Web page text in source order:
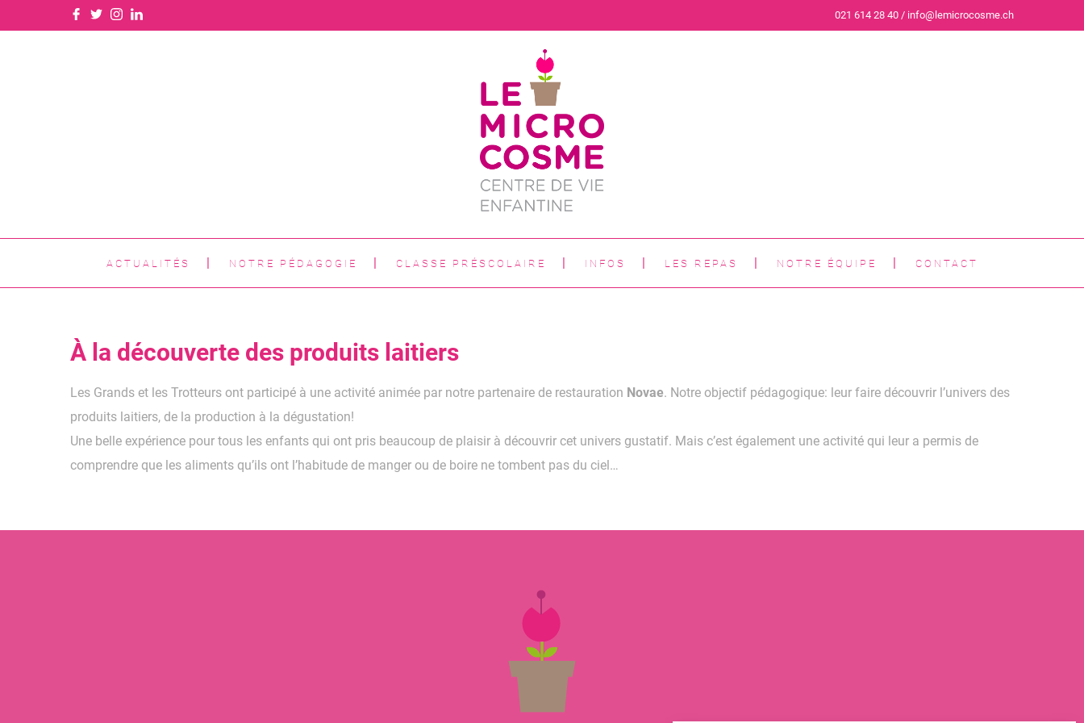
021 614 28 40 / info@lemicrocosme.ch
ACTUALITÉS NOTRE PÉDAGOGIE CLASSE PRÉSCOLAIRE INFOS LES REPAS NOTRE ÉQUIPE CONTACT
À la découverte des produits laitiers
Les Grands et les Trotteurs ont participé à une activité animée par notre partenaire de restauration Novae. Notre objectif pédagogique: leur faire découvrir l’univers des
produits laitiers, de la production à la dégustation!
Une belle expérience pour tous les enfants qui ont pris beaucoup de plaisir à découvrir cet univers gustatif. Mais c’est également une activité qui leur a permis de
comprendre que les aliments qu’ils ont l’habitude de manger ou de boire ne tombent pas du ciel…